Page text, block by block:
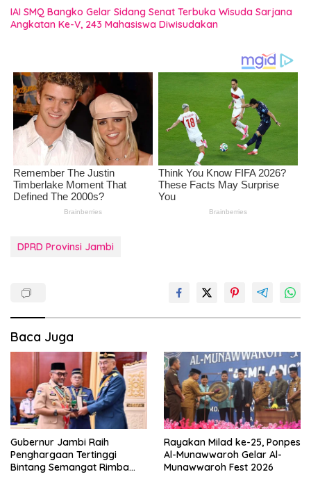
IAI SMQ Bangko Gelar Sidang Senat Terbuka Wisuda Sarjana
Angkatan Ke-V, 243 Mahasiswa Diwisudakan
DPRD Provinsi Jambi
Baca Juga
Gubernur Jambi Raih
Penghargaan Tertinggi
Bintang Semangat Rimba
Rayakan Milad ke-25, Ponpes
Al-Munawwaroh Gelar Al-
Munawwaroh Fest 2026